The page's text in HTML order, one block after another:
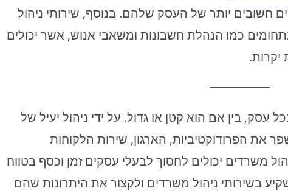
יותר של העסק שלהם. בנוסף, שירותי ניהול
כמו הנהלת חשבונות ומשאבי אנוש, אשר יכולים
יקרות.
עסק, בין אם הוא קטן או גדול. על ידי ניהול יעיל של
את הפרודוקטיביות, הארגון, שירות הלקוחות
משרדים יכולים לחסוך לבעלי עסקים זמן וכסף בטווח
בשירותי ניהול משרדים ולקצור את היתרונות שהם